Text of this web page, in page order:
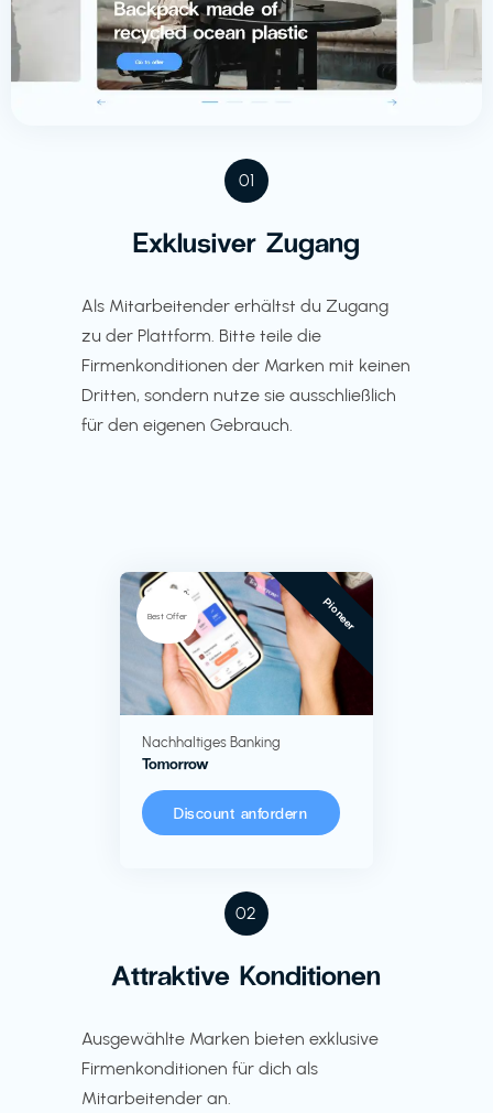
01
Exklusiver Zugang
Als Mitarbeitender erhältst du Zugang
zu der Plattform. Bitte teile die
Firmenkonditionen der Marken mit keinen
Dritten, sondern nutze sie ausschließlich
für den eigenen Gebrauch.
02
Attraktive Konditionen
Ausgewählte Marken bieten exklusive
Firmenkonditionen für dich als
Mitarbeitender an.
Best Offer Pioneer
Nachhaltiges Banking
Tomorrow
Discount anfordern